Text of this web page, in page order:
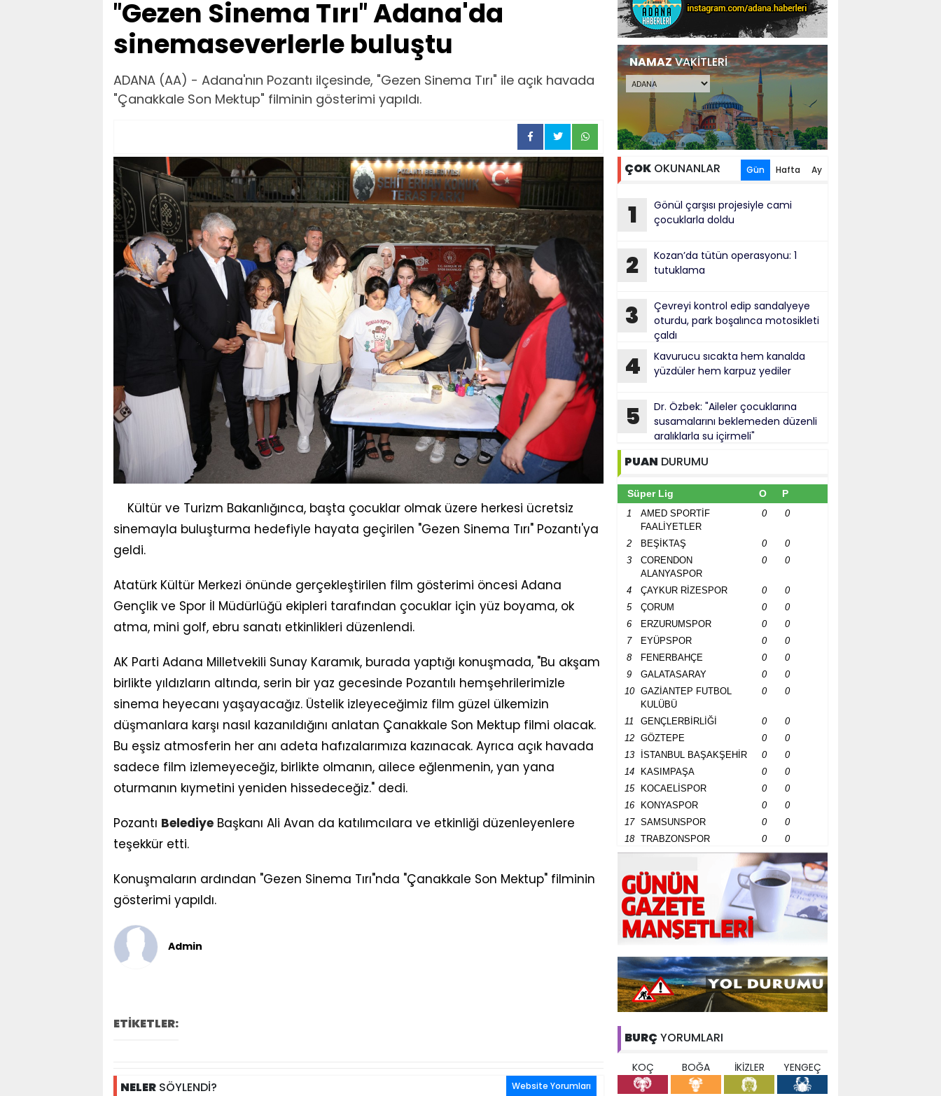
″Gezen Sinema Tırı″ Adana'da
sinemaseverlerle buluştu
ADANA (AA) - Adana'nın Pozantı ilçesinde, "Gezen Sinema Tırı" ile açık havada
"Çanakkale Son Mektup" filminin gösterimi yapıldı.
Kültür ve Turizm Bakanlığınca, başta çocuklar olmak üzere herkesi ücretsiz
sinemayla buluşturma hedefiyle hayata geçirilen "Gezen Sinema Tırı" Pozantı'ya
geldi.
Atatürk Kültür Merkezi önünde gerçekleştirilen film gösterimi öncesi Adana
Gençlik ve Spor İl Müdürlüğü ekipleri tarafından çocuklar için yüz boyama, ok
atma, mini golf, ebru sanatı etkinlikleri düzenlendi.
AK Parti Adana Milletvekili Sunay Karamık, burada yaptığı konuşmada, "Bu akşam
birlikte yıldızların altında, serin bir yaz gecesinde Pozantılı hemşehrilerimizle
sinema heyecanı yaşayacağız. Üstelik izleyeceğimiz film güzel ülkemizin
düşmanlara karşı nasıl kazanıldığını anlatan Çanakkale Son Mektup filmi olacak.
Bu eşsiz atmosferin her anı adeta hafızalarımıza kazınacak. Ayrıca açık havada
sadece film izlemeyeceğiz, birlikte olmanın, ailece eğlenmenin, yan yana
oturmanın kıymetini yeniden hissedeceğiz." dedi.
Pozantı Belediye Başkanı Ali Avan da katılımcılara ve etkinliği düzenleyenlere
teşekkür etti.
Konuşmaların ardından "Gezen Sinema Tırı"nda "Çanakkale Son Mektup" filminin
gösterimi yapıldı.
Admin
ETİKETLER:
NELER SÖYLENDİ? Website Yorumları
NAMAZVAKİTLERİ
ÇOK OKUNANLAR Gün Hafta Ay
1
Gönül çarşısı projesiyle cami
çocuklarla doldu
2
Kozan’da tütün operasyonu: 1
tutuklama
3
Çevreyi kontrol edip sandalyeye
oturdu, park boşalınca motosikleti
çaldı
4
Kavurucu sıcakta hem kanalda
yüzdüler hem karpuz yediler
5
Dr. Özbek: "Aileler çocuklarına
susamalarını beklemeden düzenli
aralıklarla su içirmeli"
PUAN DURUMU
Süper Lig O P
1
AMED SPORTİF
FAALİYETLER
0 0
2 BEŞİKTAŞ 0
0
3
CORENDON
ALANYASPOR
0 0
4 ÇAYKUR RİZESPOR 0
0
5
ÇORUM 0
0
6
ERZURUMSPOR 0
0
7
EYÜPSPOR 0
0
8
FENERBAHÇE 0
0
9
GALATASARAY 0
0
10
GAZİANTEP FUTBOL
KULÜBÜ
0 0
11 GENÇLERBİRLİĞİ 0
0
12
GÖZTEPE 0
0
13
İSTANBUL BAŞAKŞEHİR 0
0
14
KASIMPAŞA 0
0
15
KOCAELİSPOR 0
0
16
KONYASPOR 0
0
17
SAMSUNSPOR 0
0
18
TRABZONSPOR 0 0
BURÇ YORUMLARI
KOÇ BOĞA İKİZLER YENGEÇ